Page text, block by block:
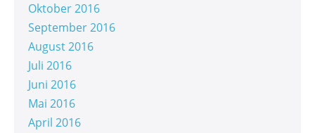
Oktober 2016
September 2016
August 2016
Juli 2016
Juni 2016
Mai 2016
April 2016